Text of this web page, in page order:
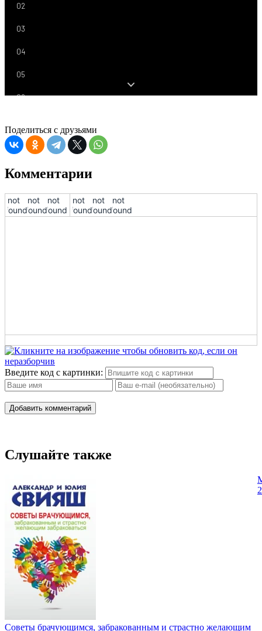
02
03
04
05
06
08
11
17
18
19
20
22
23
24
25
Поделиться с друзьями
Комментарии
!not
found!
!not
found!
!not
found!
!not
found!
!not
found!
!not
found!
Введите код с картинки:
Добавить комментарий
Слушайте также
Советы брачующимся, забракованным и страстно желающим